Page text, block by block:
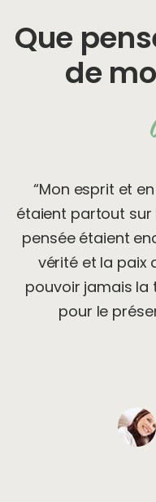
Que
de
“Mon esprit et
étaient partout sur
pensée étaient
vérité et la paix
pouvoir jamais la
pour le